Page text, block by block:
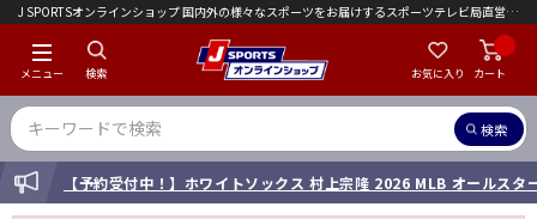
J SPORTSオンラインショップ 国内外の様々なスポーツをお届けするスポーツテレビ局直営店｜会員限定初回ご注文送料無料キャンペーン実施中！
メニュー 検索 お気に入り カート
検索
INFORMATION【予約受付中！】ホワイトソックス 村上宗隆 2026 MLB オールスタ